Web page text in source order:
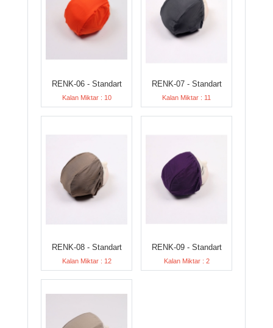
RENK-06 - Standart
Kalan Miktar : 10
RENK-07 - Standart
Kalan Miktar : 11
RENK-08 - Standart
Kalan Miktar : 12
RENK-09 - Standart
Kalan Miktar : 2